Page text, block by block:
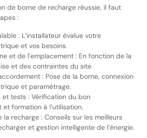
de borne de recharge réussie, il faut
:
: L’installateur évalue votre
et vos besoins.
et de l’emplacement : En fonction de la
et des contraintes du site.
: Pose de la borne, connexion
et paramétrage.
et tests : Vérification du bon
formation à l’utilisation.
la recharge : Conseils sur les meilleurs
et gestion intelligente de l’énergie.